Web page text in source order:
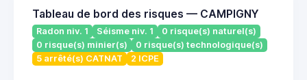
Tableau de bord des risques — CAMPIGNY
Radon niv. 1 Séisme niv. 1
0 risque(s) naturel(s)
0 risque(s) minier(s)
0 risque(s) technologique(s)
5 arrêté(s) CATNAT
2 ICPE